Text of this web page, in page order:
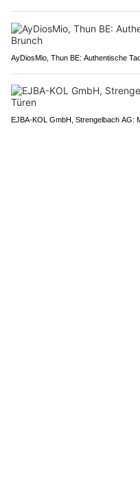
AyDiosMio, Thun BE: Authentische
EJBA-KOL GmbH, Strengelbach AG: